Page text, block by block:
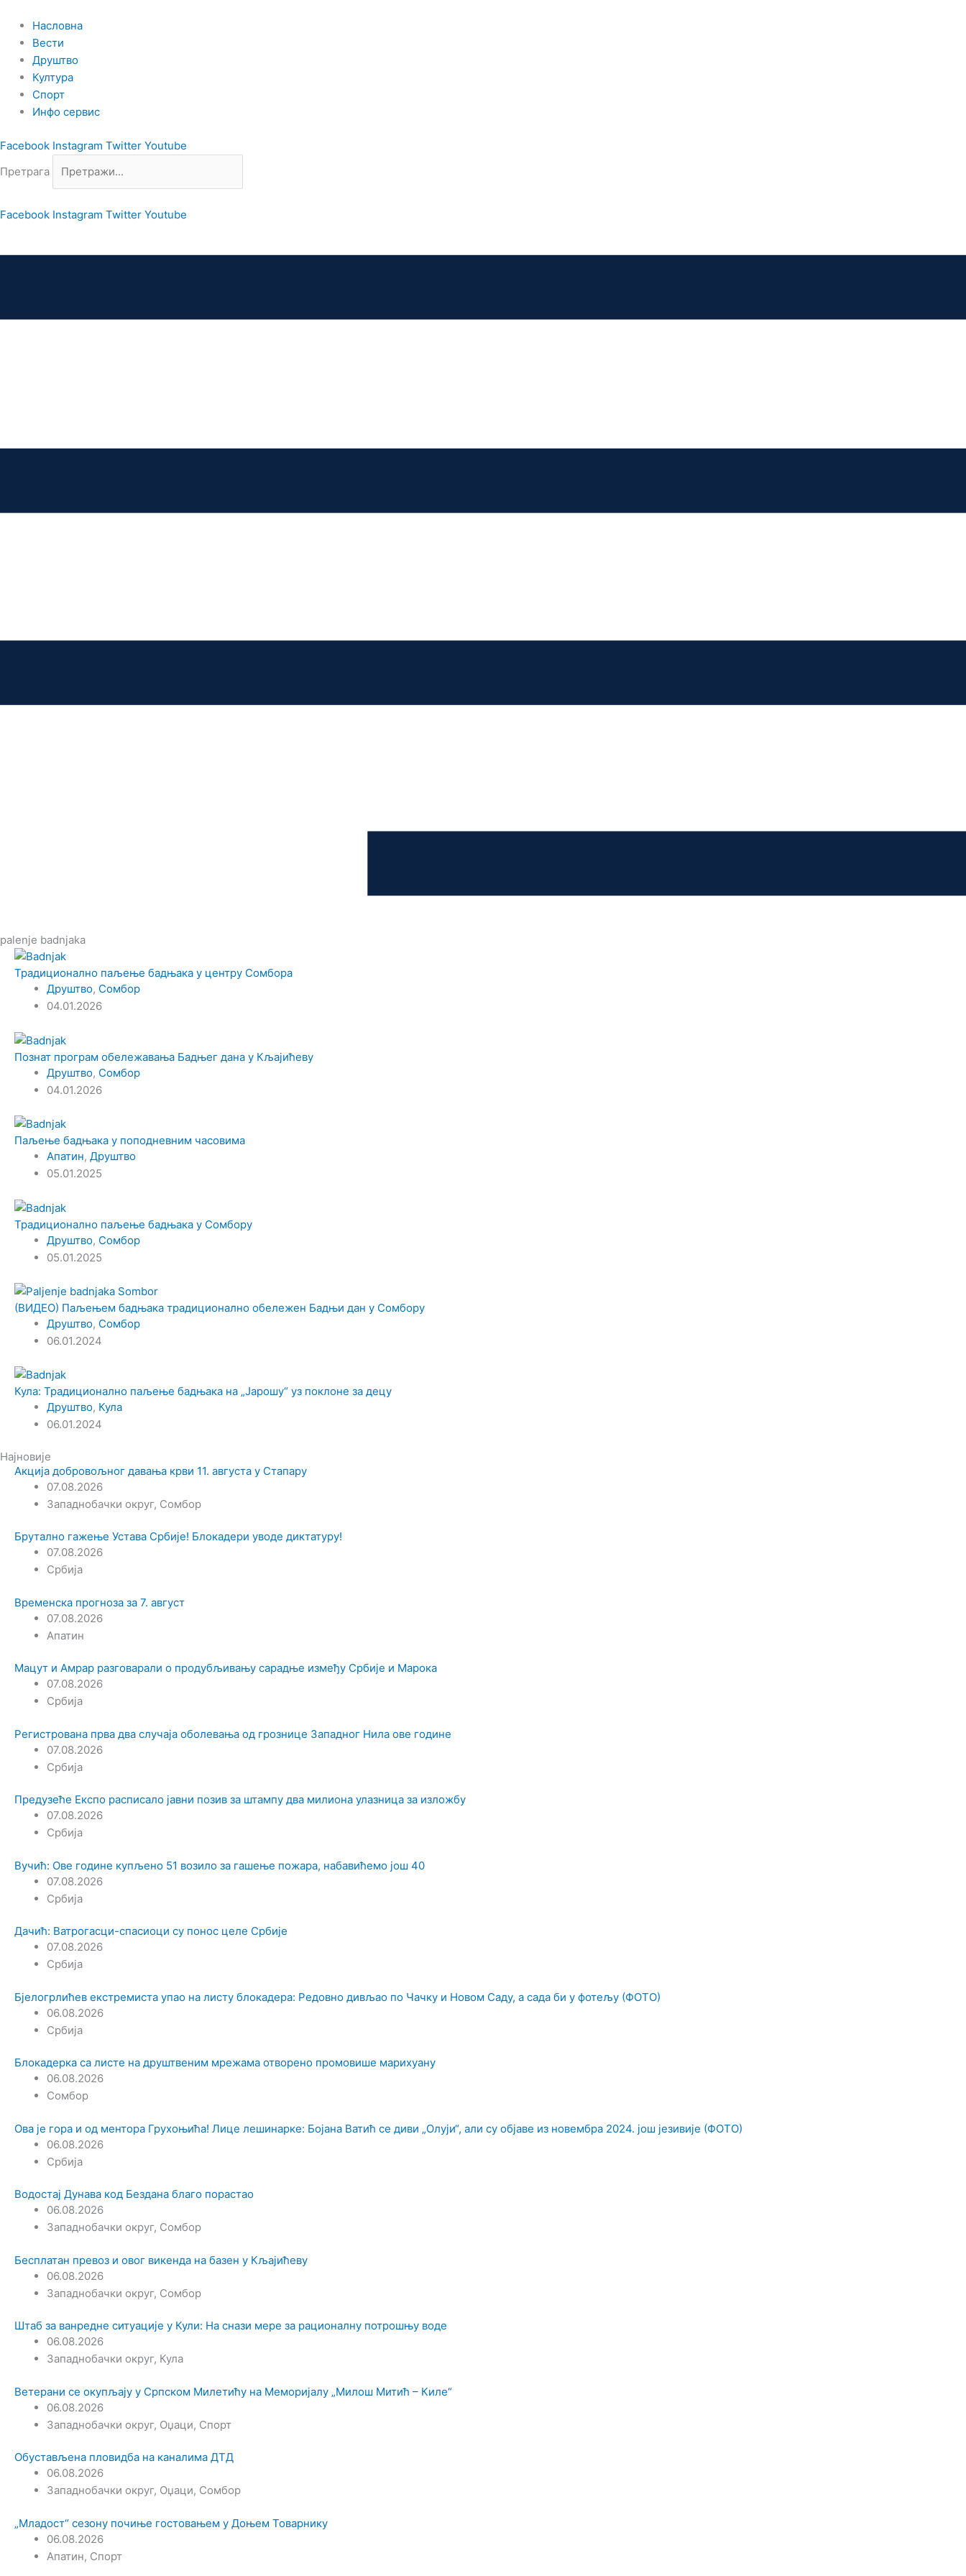
садржај
Насловна
Вести
Друштво
Култура
Спорт
Инфо сервис
Facebook Instagram Twitter Youtube
Претрага
Facebook Instagram Twitter Youtube
palenje badnjaka
Традиционално паљење бадњака у центру Сомбора
Друштво, Сомбор
04.01.2026
Познат програм обележавања Бадњег дана у Кљајићеву
Друштво, Сомбор
04.01.2026
Паљење бадњака у поподневним часовима
Апатин, Друштво
05.01.2025
Традиционално паљење бадњака у Сомбору
Друштво, Сомбор
05.01.2025
(ВИДЕО) Паљењем бадњака традиционално обележен Бадњи дан у Сомбору
Друштво, Сомбор
06.01.2024
Кула: Традиционално паљење бадњака на „Јарошу“ уз поклоне за децу
Друштво, Кула
06.01.2024
Најновије
Акција добровољног давања крви 11. августа у Стапару
07.08.2026
Западнобачки округ, Сомбор
Брутално гажење Устава Србије! Блокадери уводе диктатуру!
07.08.2026
Србија
Временска прогноза за 7. август
07.08.2026
Апатин
Мацут и Амрар разговарали о продубљивању сарадње између Србије и Марока
07.08.2026
Србија
Регистрована прва два случаја оболевања од грознице Западног Нила ове године
07.08.2026
Србија
Предузеће Експо расписало јавни позив за штампу два милиона улазница за изложбу
07.08.2026
Србија
Вучић: Ове године купљено 51 возило за гашење пожара, набавићемо још 40
07.08.2026
Србија
Дачић: Ватрогасци-спасиоци су понос целе Србије
07.08.2026
Србија
Бјелогрлићев екстремиста упао на листу блокадера: Редовно дивљао по Чачку и Новом Саду, а сада би у фотељу (ФОТО)
06.08.2026
Србија
Блокадерка са листе на друштвеним мрежама отворено промовише марихуану
06.08.2026
Сомбор
Ова је гора и од ментора Грухоњића! Лице лешинарке: Бојана Ватић се диви „Олуји“, али су објаве из новембра 2024. још језивије (ФОТО)
06.08.2026
Србија
Водостај Дунава код Бездана благо порастао
06.08.2026
Западнобачки округ, Сомбор
Бесплатан превоз и овог викенда на базен у Кљајићеву
06.08.2026
Западнобачки округ, Сомбор
Штаб за ванредне ситуације у Кули: На снази мере за рационалну потрошњу воде
06.08.2026
Западнобачки округ, Кула
Ветерани се окупљају у Српском Милетићу на Меморијалу „Милош Митић – Киле“
06.08.2026
Западнобачки округ, Оџаци, Спорт
Обустављена пловидба на каналима ДТД
06.08.2026
Западнобачки округ, Оџаци, Сомбор
„Младост“ сезону почиње гостовањем у Доњем Товарнику
06.08.2026
Апатин, Спорт